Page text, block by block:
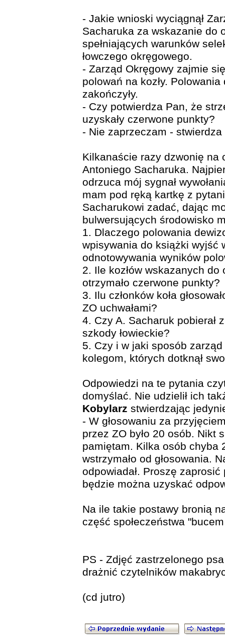
- Jakie wnioski wyciągnął
Sacharuka za wskazanie do
spełniających warunków
łowczego okręgowego.
- Zarząd Okręgowy zajmie
polowań na kozły.
zakończyły.
- Czy potwierdza Pan, że
uzyskały czerwone punkty?
- Nie zaprzeczam -
Kilkanaście razy dzwonię na
Antoniego Sacharuka.
odrzuca mój sygnał
mam pod ręką kartkę z
Sacharukowi zadać, dając
bulwersujących środowisko
1. Dlaczego polowania
wpisywania do książki wyjść
odnotowywania wyników
2. Ile kozłów wskazanych do
otrzymało czerwone punkty?
3. Ilu członków koła
ZO uchwałami?
4. Czy A. Sacharuk pobierał
szkody łowieckie?
5. Czy i w jaki sposób
kolegom, których dotknął
Odpowiedzi na te pytania
domyślać. Nie udzielił ich
Kobylarz stwierdzając
- W głosowaniu za
przez ZO było 20 osób. Nikt
pamiętam. Kilka osób chyba
wstrzymało od głosowania.
odpowiadał. Proszę
będzie można uzyskać
Na ile takie postawy bronią
część społeczeństwa
PS - Zdjęć zastrzelonego
drażnić czytelników
(cd jutro)